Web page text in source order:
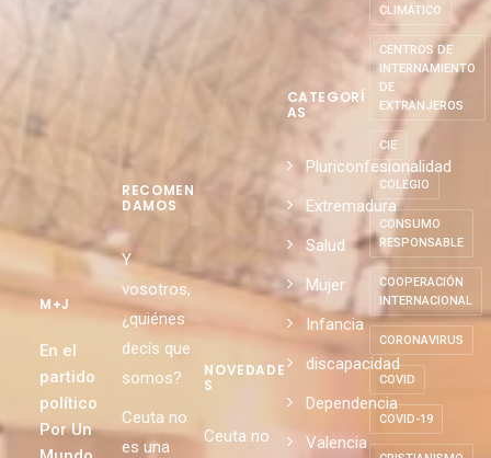
M+J
En el
partido
político
Por Un
RECOMEN
DAMOS
Y
vosotros,
¿quiénes
decís que
somos?
Ceuta no
es una
NOVEDADE
S
Ceuta no
CATEGORÍ
AS
Pluriconfesionalidad
Extremadura
Salud
Mujer
Infancia
discapacidad
Dependencia
Valencia
CLIMÁTICO
CENTROS DE
INTERNAMIENTO
DE
EXTRANJEROS
CIE
COLEGIO
CONSUMO
RESPONSABLE
COOPERACIÓN
INTERNACIONAL
CORONAVIRUS
COVID
COVID-19